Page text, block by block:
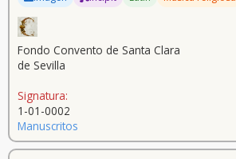
Bizet, Georges, 1838-1875 (49)
Rossi, Gaetano, 1774-1855 (48)
Roques, Léon, 1839-1931 (arr.) (43)
Cammarano, Salvatore, 1801-1855 (41)
Fondo Convento de Santa Clara
de Sevilla
Signatura:
1-01-0002
Manuscritos